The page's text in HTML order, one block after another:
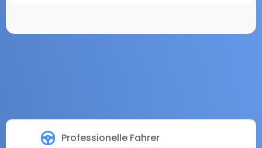
Professionelle Fahrer